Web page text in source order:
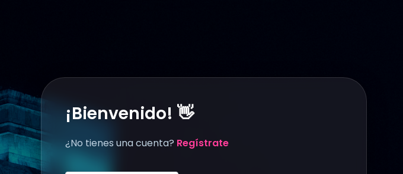
¡Bienvenido! 👋
¿No tienes una cuenta? Regístrate